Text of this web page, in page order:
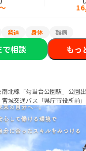
発達 身体 難病
で相談 もっ
北線「勾当台公園駅」公園
城交通バス「県庁市役所前
宮城交通バス「定禅寺通市
営バス・宮城交通バス「春日